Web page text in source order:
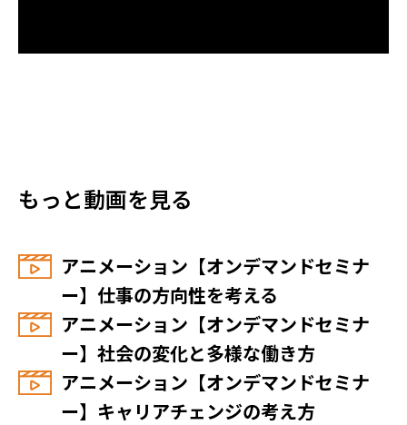
もっと動画を見る
アニメーション【オンデマンドセミナ
ー】仕事の方向性を考える
アニメーション【オンデマンドセミナ
ー】社会の変化と多様な働き方
アニメーション【オンデマンドセミナ
ー】キャリアチェンジの考え方